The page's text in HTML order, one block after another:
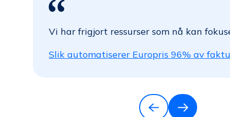
Vi har frigjort ressurser som nå kan
Slik automatiserer Europris 96% av